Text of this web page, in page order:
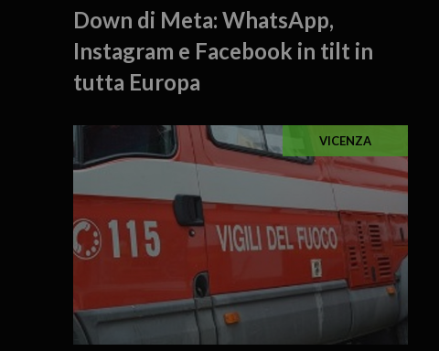
Down di Meta: WhatsApp,
Instagram e Facebook in tilt in
tutta Europa
VICENZA